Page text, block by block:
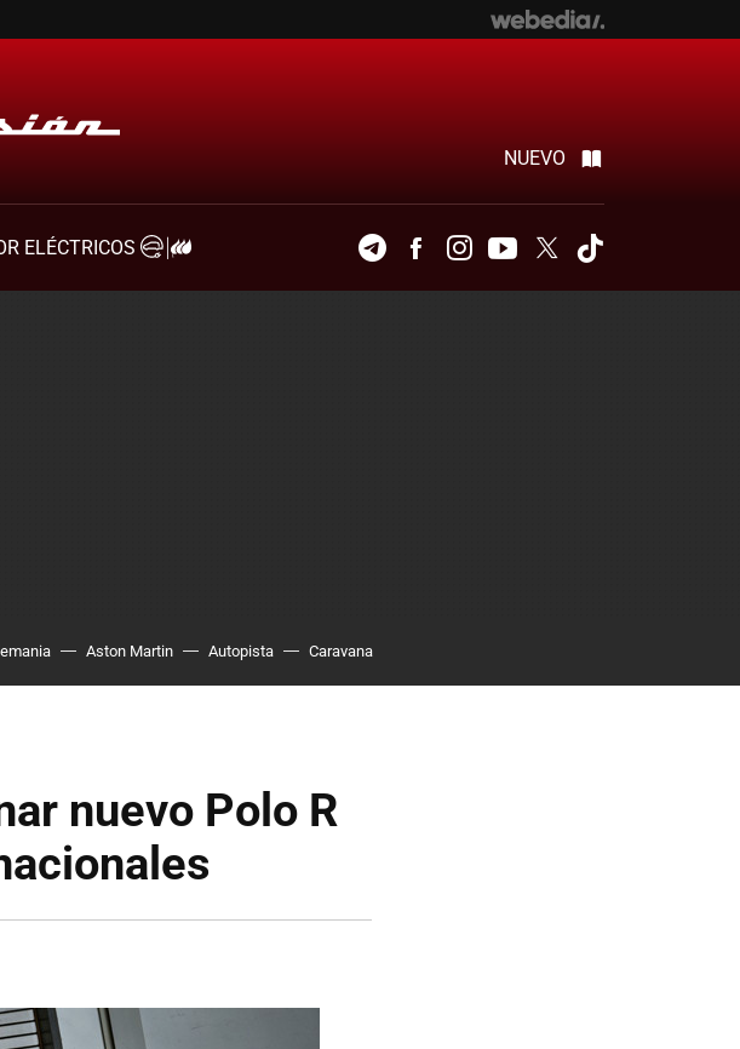
NUEVO
ELÉCTRICOS
TelegramFacebookInstagramYoutubeTwitter
Aston Martin Autopista Caravana
nuevo Polo R